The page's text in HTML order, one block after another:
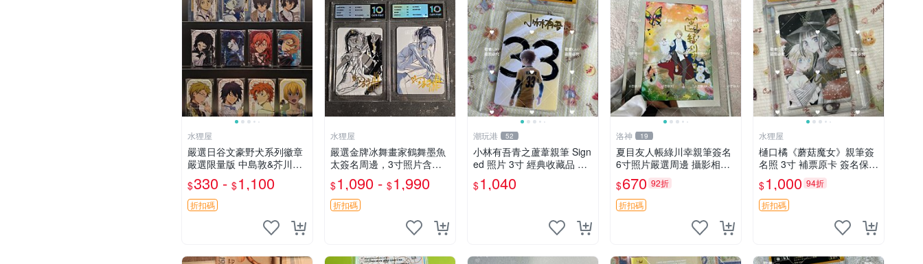
水狸屋
嚴選日谷文豪野犬系列徽章
嚴選限量版 中島敦&芥川龍
之介&太宰治&中原中也&國
木田獨步&江戶川亂步&谷崎
潤一郎&宮澤賢治官方正品
標芥川中島太宰原
$330 - $1,100
折扣碼
水狸屋
嚴選金牌冰舞畫家鶴舞墨魚
太簽名周邊，3寸照片含原
裝卡磚。收藏自用，面簽確
保證實。 冰舞 簽名 周邊
$1,090 - $1,990
折扣碼
潮玩港 52
小林有吾青之蘆葦親筆 Sign
ed 照片 3寸 經典收藏品 青
之蘆葦限量版 周邊 相框裝
裱 青之蘆葦 簽名照 小林有
$1,040
洛神 19
夏目友人帳綠川幸親筆簽名
6寸照片嚴選周邊 攝影相框
網路認證 夏目友人帳收藏
簽名照 6寸
$670 92折
折扣碼
水狸屋
樋口橘《蘑菇魔女》親筆簽
名照 3寸 補票原卡 簽名保真
收藏推薦 蘑菇魔女 樋口橘
照片
$1,000 94折
折扣碼